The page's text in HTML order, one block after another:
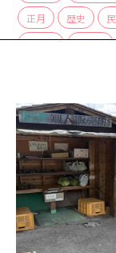
正月
歴史
炭酸水
炭酸泉
観光案内所
観
道の駅
郵便局
集落
雑貨
飲食店
餅